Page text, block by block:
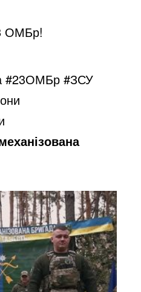
o
ОМБр!
#23ОМБр #ЗСУ